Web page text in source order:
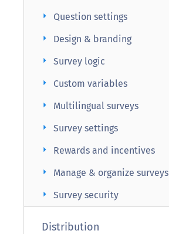
Question settings
arrow_right
Design & branding
arrow_right
Survey logic
arrow_right
Custom variables
arrow_right
Multilingual surveys
arrow_right
Survey settings
arrow_right
Rewards and incentives
arrow_right
Manage & organize surveys
arrow_right
Survey security
arrow_right
Distribution